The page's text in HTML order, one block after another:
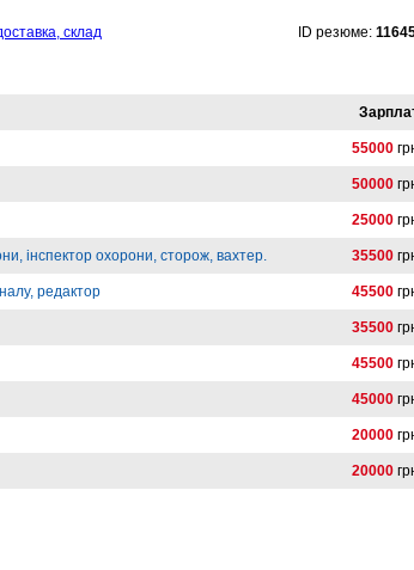
склад ID резюме:
55000
50000
25000
інспектор охорони, сторож, вахтер. 35500
редактор 45500
35500
45500
45000
20000
20000